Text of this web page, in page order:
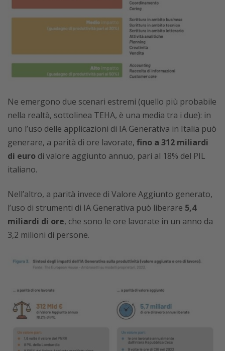
Ne emergono due scenari estremi (quello più probabile
nella realtà, sottolinea TEHA, è una media tra i due): in
uno l’uso delle applicazioni di IA Generativa in Italia può
generare, a parità di ore lavorate, fino a 312 miliardi
di euro di valore aggiunto annuo, pari al 18% del PIL
italiano.
Nell’altro, a parità invece di Valore Aggiunto generato,
l’uso di strumenti di IA Generativa può liberare 5,4
miliardi di ore, che sono le ore lavorate in un anno da
3,2 milioni di persone.